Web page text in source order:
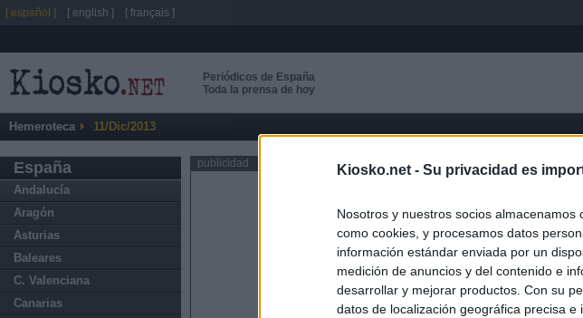
Kiosko.net - Su privacidad es
Nosotros y nuestros socios
como cookies, y procesamos datos
información estándar enviada por un
medición de anuncios y del contenido e
desarrollar y mejorar productos. Con su
datos de localización geográfica precisa
Periódicos de España
Toda la prensa de hoy
Hemeroteca 11/Dic/2013
España
Andalucía
Aragón
Asturias
Baleares
C. Valenciana
Canarias
publicidad
[ español ] [ english ] [ français ]